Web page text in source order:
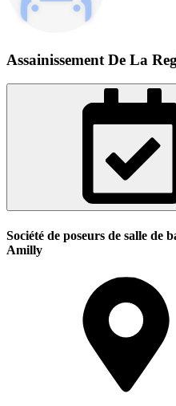
Assainissement De La
Société de poseurs de salle de
Amilly